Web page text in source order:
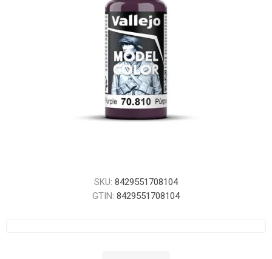
SKU: 8429551708104
GTIN: 8429551708104